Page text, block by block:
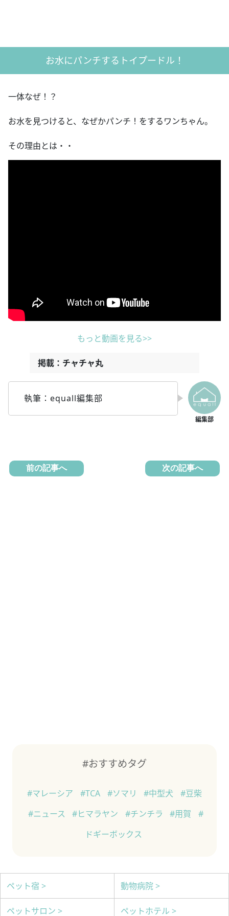
お水にパンチするトイプードル！
一体なぜ！？
お水を見つけると、なぜかパンチ！をするワンちゃん。
その理由とは・・
もっと動画を見る>>
掲載：チャチャ丸
執筆：equall編集部
前の記事へ 次の記事へ
#おすすめタグ
#マレーシア #TCA #ソマリ #中型犬
#豆柴
#ニュース
#ヒマラヤン #チンチラ #用賀
#
ドギーボックス
ペット宿 > 動物病院 >
ペットサロン > ペットホテル >